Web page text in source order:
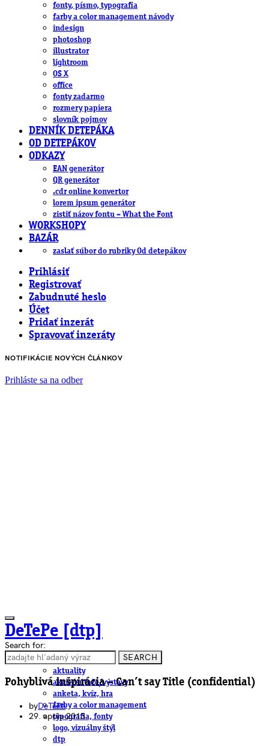
fonty, písmo, typografia
farby a color management návody
indesign
photoshop
illustrator
lightroom
OS X
office
fonty zadarmo
rozmery papiera
slovník pojmov
DENNÍK DETEPÁKA
OD DETEPÁKOV
ODKAZY
EAN generátor
QR generátor
.cdr online konvertor
lorem ipsum generátor
zistiť názov fontu – What the Font
WORKSHOPY
BAZÁR
zaslať súbor do rubriky Od detepákov
Prihlásiť
Registrovať
Zabudnuté heslo
Účet
Pridať inzerát
Spravovať inzeráty
NOTIFIKÁCIE NOVÝCH ČLÁNKOV
Prihláste sa na odber
DeTePe [dtp]
ČLÁNKY
aktuality
akcie/súťaže/výstavy
anketa, kvíz, hra
farby a color management
typografia, fonty
logo, vizuálny štýl
dtp
Search for:
SEARCH
Pohyblivá inšpirácia – Can’t say Title (confidential)
byDeTePe
29. apríla 2013